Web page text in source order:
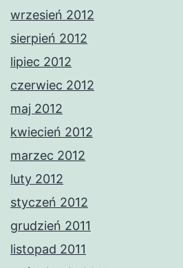
wrzesień 2012
sierpień 2012
lipiec 2012
czerwiec 2012
maj 2012
kwiecień 2012
marzec 2012
luty 2012
styczeń 2012
grudzień 2011
listopad 2011